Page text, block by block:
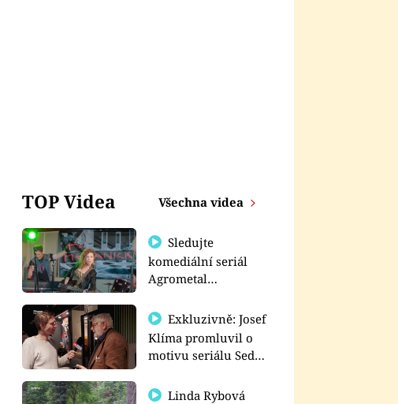
TOP Videa Všechna videa
Sledujte
komediální seriál
Agrometal
prima+
Exkluzivně: Josef
Klíma promluvil o
motivu seriálu Sedm
Linda Rybová